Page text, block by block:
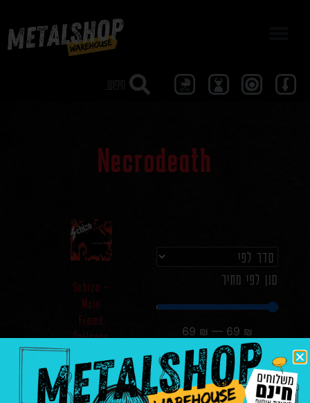
Necrodeath
סנן לפי מחיר
₪
69
—
₪
69
Schizo –
Main
Frame
Collapse
₪69.00